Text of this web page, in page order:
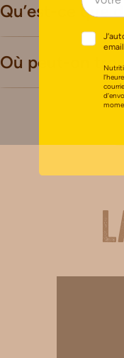
Qu’est-ce que
Où peut-on